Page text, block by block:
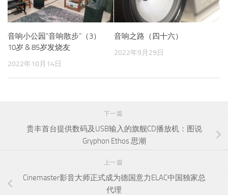
音响小公园“音响散步”（3）
10岁 & 85岁发烧友
2022年10月14日
音响之路（四十六）
2022年9月29日
下一篇
贵丰首台提供数码及USB输入的旗舰CD播放机：图说
Gryphon Ethos 思潮
上一篇
Cinemaster影音大师正式成为德国意力ELAC中国独家总
代理